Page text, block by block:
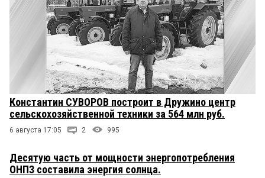
Константин СУВОРОВ построит в Дружино центр
сельскохозяйственной техники за 564 млн руб.
6 августа 17:05 2 995
Десятую часть от мощности энергопотребления
ОНПЗ составила энергия солнца.